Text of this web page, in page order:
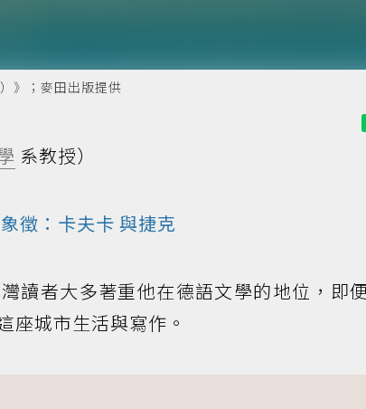
》；麥田出版提供
系教授）
徵： 卡夫卡 與捷克
讀者大多著重他在德語文學的地位，即
座城市生活與寫作。